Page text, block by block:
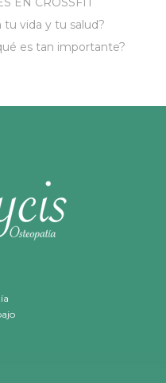
vida y tu salud?
es tan importante?